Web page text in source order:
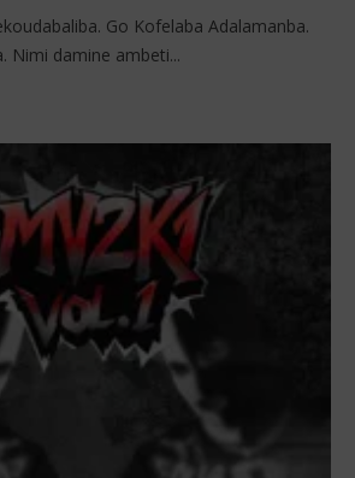
Go Kofelaba Adalamanba.
Nimi damine ambeti...